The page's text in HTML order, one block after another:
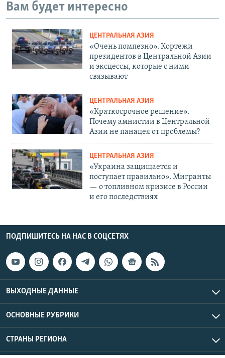
Вам будет интересно
ЦЕНТРАЛЬНАЯ АЗИЯ
«Очень помпезно». Кортежи
президентов в Центральной Азии
и эксцессы, которые с ними
связывают
ЦЕНТРАЛЬНАЯ АЗИЯ
«Краткосрочное решение».
Почему амнистии в Центральной
Азии не панацея от проблемы?
ЦЕНТРАЛЬНАЯ АЗИЯ
«Украина защищается и
поступает правильно». Мигранты
— о топливном кризисе в России
и его последствиях
ПОДПИШИТЕСЬ НА НАС В СОЦСЕТЯХ
ВЫХОДНЫЕ ДАННЫЕ
ОСНОВНЫЕ РУБРИКИ
СТРАНЫ РЕГИОНА